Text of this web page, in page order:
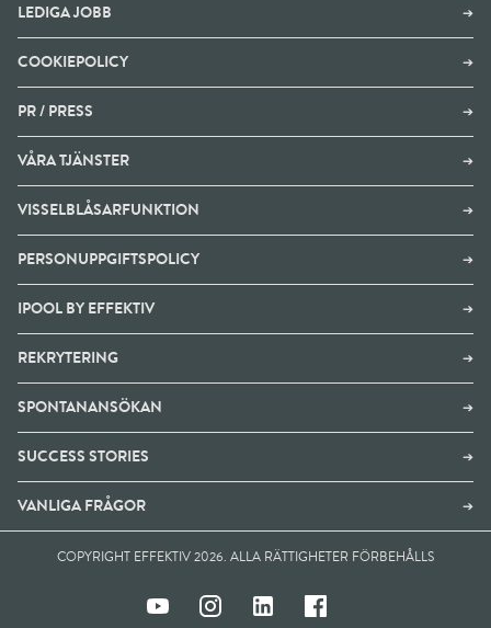
LEDIGA JOBB ➔
COOKIEPOLICY ➔
PR / PRESS ➔
VÅRA TJÄNSTER ➔
VISSELBLÅSARFUNKTION ➔
PERSONUPPGIFTSPOLICY ➔
IPOOL BY EFFEKTIV ➔
REKRYTERING ➔
SPONTANANSÖKAN ➔
SUCCESS STORIES ➔
VANLIGA FRÅGOR ➔
COPYRIGHT EFFEKTIV 2026. ALLA RÄTTIGHETER FÖRBEHÅLLS